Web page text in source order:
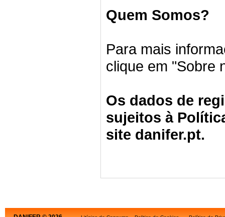
Quem Somos?
Para mais
clique em "Sobre
Os dados de
sujeitos à
site danifer.pt.